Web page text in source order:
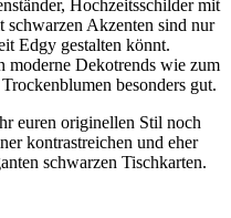
Hochzeitsschilder mit
schwarzen Akzenten sind nur
Edgy gestalten könnt.
moderne Dekotrends wie zum
besonders gut.
euren originellen Stil noch
kontrastreichen und eher
schwarzen Tischkarten.